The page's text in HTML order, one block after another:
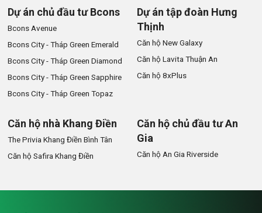
Dự án chủ đầu tư Bcons
Bcons Avenue
Bcons City - Tháp Green Emerald
Bcons City - Tháp Green Diamond
Bcons City - Tháp Green Sapphire
Bcons City - Tháp Green Topaz
Dự án tập đoàn Hưng
Thịnh
Căn hộ New Galaxy
Căn hộ Lavita Thuận An
Căn hộ 8xPlus
Căn hộ nhà Khang Điền
The Privia Khang Điền Bình Tân
Căn hộ Safira Khang Điền
Căn hộ chủ đầu tư An
Gia
Căn hộ An Gia Riverside